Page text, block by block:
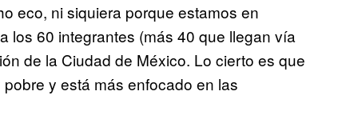
eco, ni siquiera porque estamos en
los 60 integrantes (más 40 que llegan vía
de la Ciudad de México. Lo cierto es que
y está más enfocado en las